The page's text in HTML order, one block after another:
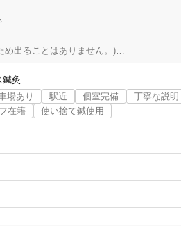
め出ることはありません。)
。
な
おります。
鍼灸
場あり 駅近 個室完備 丁寧な説明
在籍 使い捨て鍼使用